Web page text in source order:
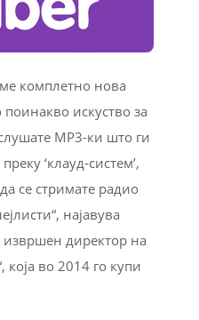
комплетно нова
искуство за
MP3-ки што ги
‘клауд-систем’,
се стримате радио
најавува
извршен директор на
која во 2014 го купи